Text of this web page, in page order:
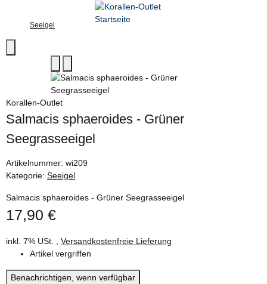
Seeigel
Korallen-Outlet
Salmacis sphaeroides - Grüner
Seegrasseeigel
Artikelnummer: wi209
Kategorie: Seeigel
Salmacis sphaeroides - Grüner Seegrasseeigel
17,90 €
inkl. 7% USt. , Versandkostenfreie Lieferung
Artikel vergriffen
Benachrichtigen, wenn verfügbar